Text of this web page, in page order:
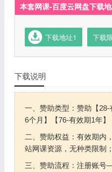
本套网课-百度云网盘下载
下载地址1 下载
下载说明
一、赞助类型：赞助【
6个月】【76-有效期1年】
二、赞助权益：有效期内
站网课资源，无种类限制；
三、赞助流程：注册账